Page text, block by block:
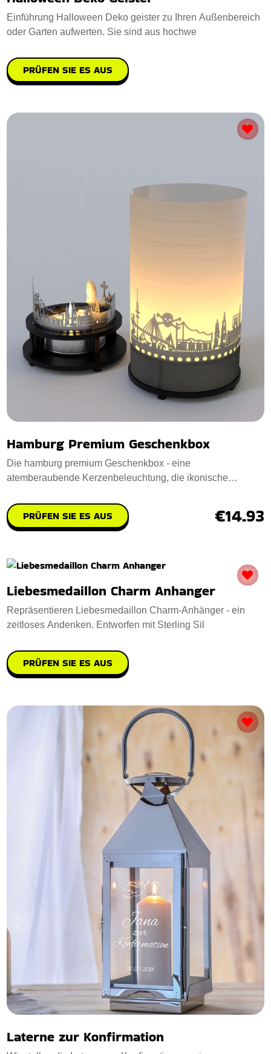
Einführung Halloween Deko geister zu Ihren Außenbereich
oder Garten aufwerten. Sie sind aus hochwe
PRÜFEN SIE ES AUS
Hamburg Premium Geschenkbox
Die hamburg premium Geschenkbox - eine
atemberaubende Kerzenbeleuchtung, die ikonische
PRÜFEN SIE ES AUS €14.93
Liebesmedaillon Charm Anhanger
Repräsentieren Liebesmedaillon Charm-Anhänger - ein
zeitloses Andenken. Entworfen mit Sterling Sil
PRÜFEN SIE ES AUS
Laterne zur Konfirmation